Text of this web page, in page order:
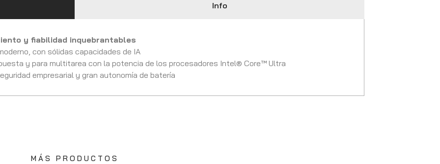
Info
y fiabilidad inquebrantables
con sólidas capacidades de IA
y para multitarea con la potencia de los procesadores Intel® Core™ Ultra
empresarial y gran autonomía de batería
MÁS PRODUCTOS